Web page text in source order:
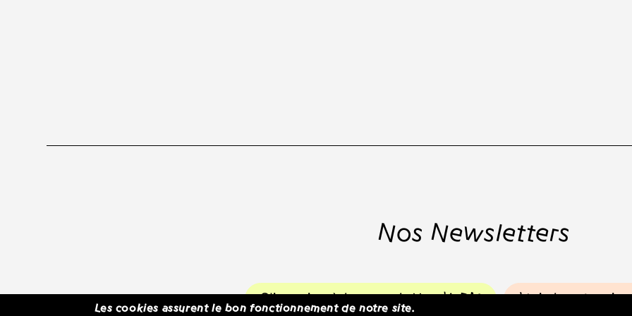
Nos Newsletters
S'inscrire à la newsletter WBM Voir les
Les cookies assurent le bon fonctionnement de notre site.